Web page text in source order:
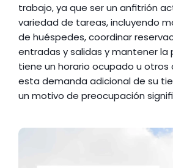
trabajo, ya que ser un anfitrión
variedad de tareas, incluyendo
de huéspedes, coordinar
entradas y salidas y mantener la
tiene un horario ocupado u otros
esta demanda adicional de su
un motivo de preocupación